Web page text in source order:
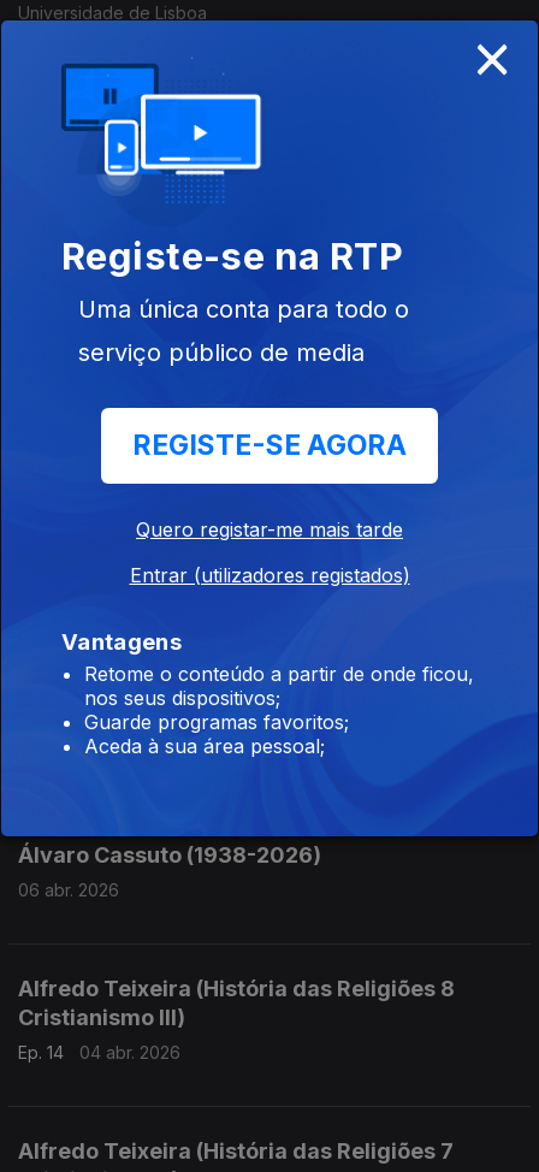
Universidade de Lisboa
Leandro Correia (Processo dos Távoras)
Ep. 18 02 mai. 2026
setembro 2008)
25 abr. 2026
18 abr. 2026
Sofia Beato (História das Religiões 9
Judaísmo)
11 abr. 2026
Álvaro Cassuto (1938-2026)
06 abr. 2026
Alfredo Teixeira (História das Religiões 8
Cristianismo III)
Ep. 14 04 abr. 2026
Alfredo Teixeira (História das Religiões 7
×
Registe-se na RTP
Uma única conta para todo o
serviço público de media
REGISTE-SE AGORA
Quero registar-me mais tarde
Entrar (utilizadores registados)
Vantagens
Retome o conteúdo a partir de onde ficou,
nos seus dispositivos;
Guarde programas favoritos;
Aceda à sua área pessoal;